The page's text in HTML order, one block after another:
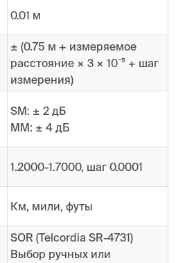
0.01 м
± (0.75 м + измеряемое
расстояние × 3 × 10ˉ⁵ + шаг
измерения)
SM: ± 2 дБ
MM: ± 4 дБ
1.2000-1.7000, шаг 0.0001
Км, мили, футы
SOR (Telcordia SR-4731)
Выбор ручных или